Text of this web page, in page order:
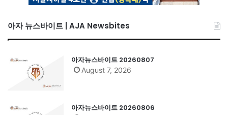
아자 뉴스바이트 | AJA Newsbites
아자뉴스바이트 20260807
August 7, 2026
아자뉴스바이트 20260806